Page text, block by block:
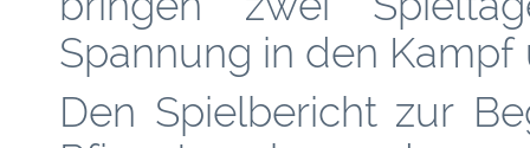
Spannung in den
Den Spielbericht zur